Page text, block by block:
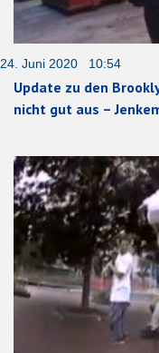
24. Juni 2020 10:54
Update zu den
nicht gut aus –